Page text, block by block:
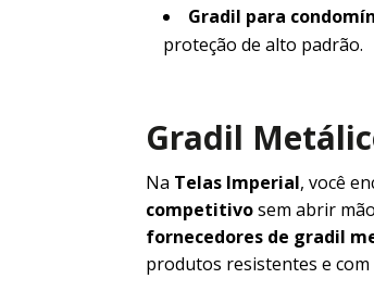
Gradil para
proteção de alto padrão.
Gradil
Na Telas Imperial, você
competitivosem abrir
fornecedores de gradil
produtos resistentes e